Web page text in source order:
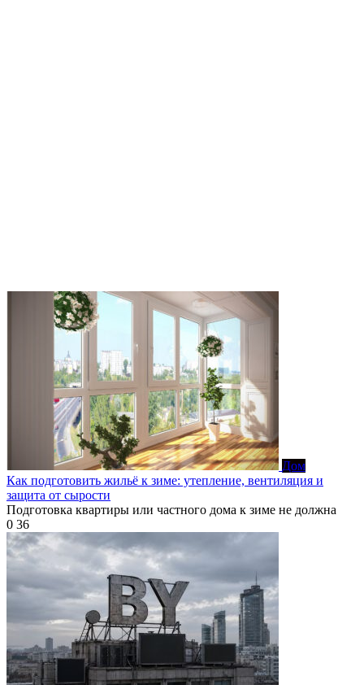
Дом
Как подготовить жильё к зиме: утепление, вентиляция и
защита от сырости
Подготовка квартиры или частного дома к зиме не должна
0 36